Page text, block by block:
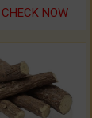
CHECK NOW